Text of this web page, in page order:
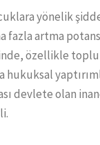
yönelik
fazla artma
özellikle
hukuksal
devlete olan